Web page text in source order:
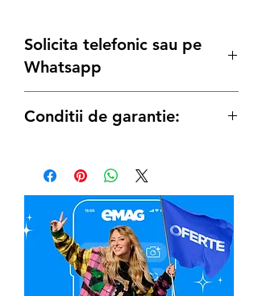
Solicita telefonic sau pe
Whatsapp
Conditii de garantie:
produs este de 10 ani.